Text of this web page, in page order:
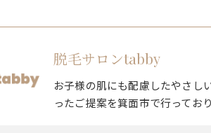
脱毛サロンtabby
お子様の肌にも配慮したやさし
ったご提案を箕面市で行ってお